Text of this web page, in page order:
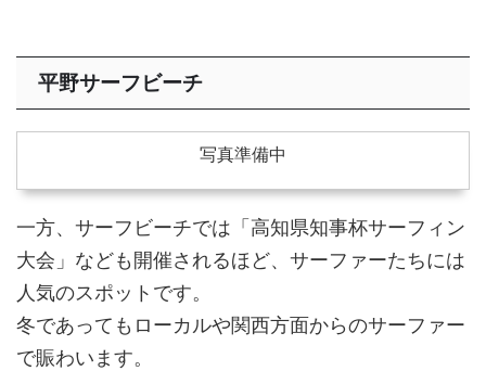
平野サーフビーチ
写真準備中
一方、サーフビーチでは「高知県知事杯サーフィン
大会」なども開催されるほど、サーファーたちには
人気のスポットです。
冬であってもローカルや関西方面からのサーファー
で賑わいます。